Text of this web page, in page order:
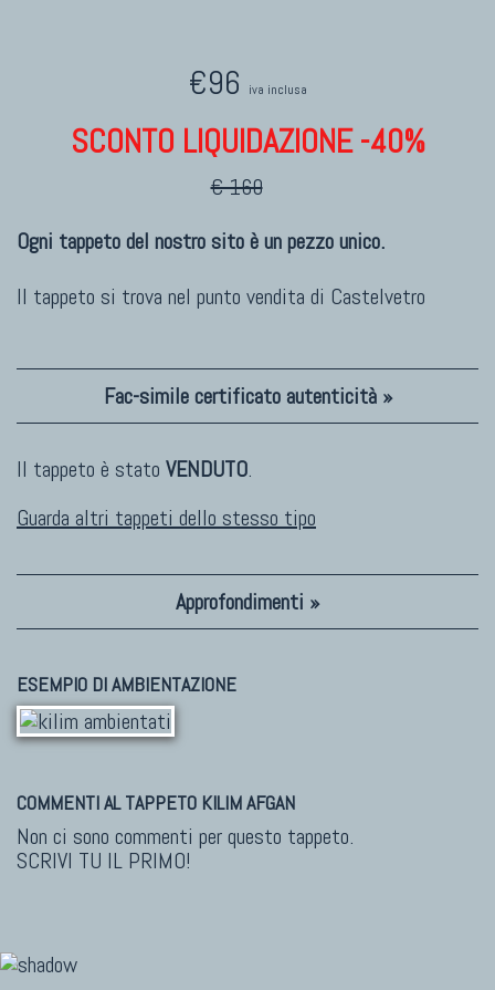
€96 iva inclusa
SCONTO LIQUIDAZIONE -40%
€ 160
Ogni tappeto del nostro sito è un pezzo unico.
Il tappeto si trova nel punto vendita di Castelvetro
Fac-simile certificato autenticità »
Il tappeto è stato VENDUTO.
Guarda altri tappeti dello stesso tipo
Approfondimenti »
ESEMPIO DI AMBIENTAZIONE
COMMENTI AL TAPPETO KILIM AFGAN
Non ci sono commenti per questo tappeto.
SCRIVI TU IL PRIMO!